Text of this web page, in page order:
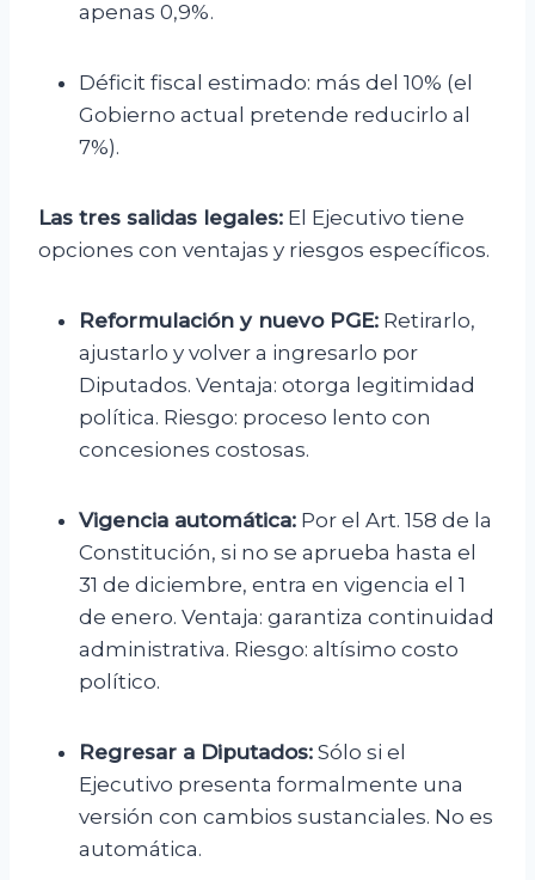
apenas 0,9%.
Déficit fiscal estimado: más del 10% (el
Gobierno actual pretende reducirlo al
7%).
Las tres salidas legales: El Ejecutivo tiene
opciones con ventajas y riesgos específicos.
Reformulación y nuevo PGE: Retirarlo,
ajustarlo y volver a ingresarlo por
Diputados. Ventaja: otorga legitimidad
política. Riesgo: proceso lento con
concesiones costosas.
Vigencia automática: Por el Art. 158 de la
Constitución, si no se aprueba hasta el
31 de diciembre, entra en vigencia el 1
de enero. Ventaja: garantiza continuidad
administrativa. Riesgo: altísimo costo
político.
Regresar a Diputados: Sólo si el
Ejecutivo presenta formalmente una
versión con cambios sustanciales. No es
automática.